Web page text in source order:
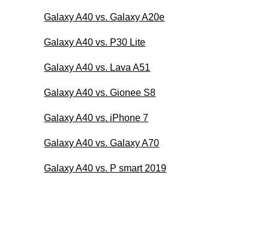
Galaxy A40 vs. Galaxy A20e
Galaxy A40 vs. P30 Lite
Galaxy A40 vs. Lava A51
Galaxy A40 vs. Gionee S8
Galaxy A40 vs. iPhone 7
Galaxy A40 vs. Galaxy A70
Galaxy A40 vs. P smart 2019